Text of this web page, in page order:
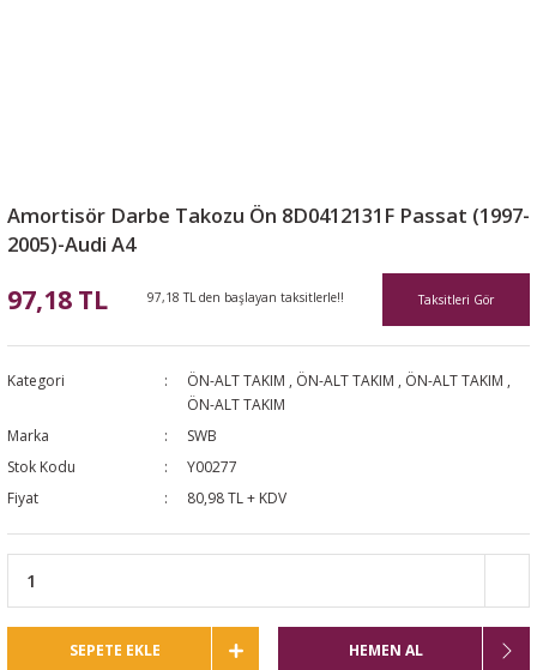
Amortisör Darbe Takozu Ön 8D0412131F Passat (1997-
2005)-Audi A4
97,18 TL 97,18 TL den başlayan taksitlerle!! Taksitleri Gör
Kategori ÖN-ALT TAKIM , ÖN-ALT TAKIM , ÖN-ALT TAKIM ,
ÖN-ALT TAKIM
Marka
SWB
Stok Kodu
Y00277
Fiyat
80,98 TL + KDV
SEPETE EKLE HEMEN AL